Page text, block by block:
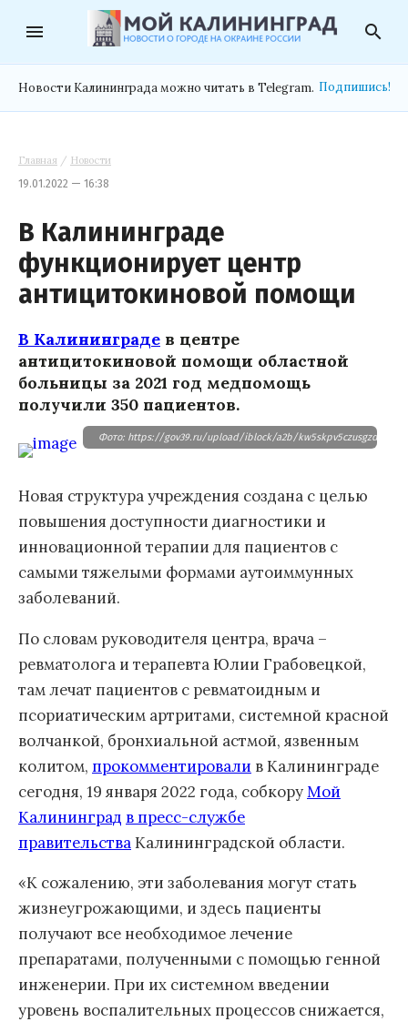
menu search
Новости Калининграда можно читать в Telegram. Подпишись!
Главная / Новости
19.01.2022 — 16:38
В Калининграде
функционирует центр
антицитокиновой помощи
В Калининграде в центре
антицитокиновой помощи областной
больницы за 2021 год медпомощь
получили 350 пациентов.
Фото: https://gov39.ru/upload/iblock/a2b/
Новая структура учреждения создана с целью
повышения доступности диагностики и
инновационной терапии для пациентов с
самыми тяжелыми формами аутоиммунных
заболеваний.
По словам руководителя центра, врача –
ревматолога и терапевта Юлии Грабовецкой,
там лечат пациентов с ревматоидным и
псориатическим артритами, системной красной
волчанкой, бронхиальной астмой, язвенным
колитом, прокомментировали в Калининграде
сегодня, 19 января 2022 года, собкоруМой
Калининград в пресс-службе
правительстваКалининградской области.
«К сожалению, эти заболевания могут стать
жизнеугрожающими, и здесь пациенты
получают все необходимое лечение
препаратами, полученными с помощью генной
инженерии. При их системном введении
уровень воспалительных процессов снижается,